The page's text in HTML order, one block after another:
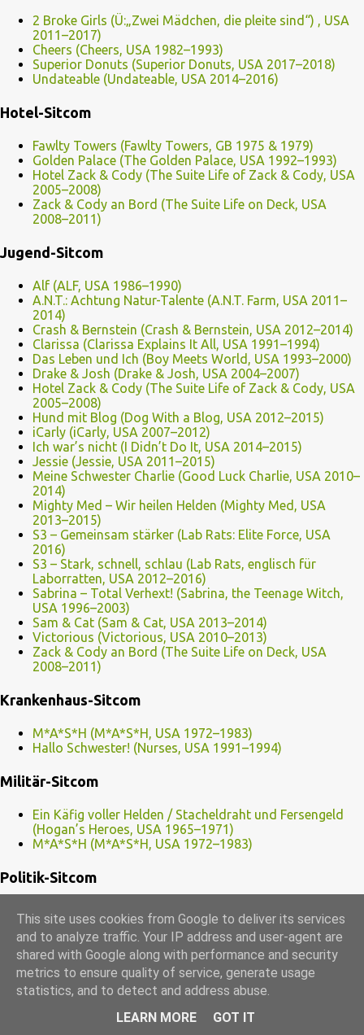
2 Broke Girls (Ü:„Zwei Mädchen, die pleite sind“) , USA
2011–2017)
Cheers (Cheers, USA 1982–1993)
Superior Donuts (Superior Donuts, USA 2017–2018)
Undateable (Undateable, USA 2014–2016)
Hotel-Sitcom
Fawlty Towers (Fawlty Towers, GB 1975 & 1979)
Golden Palace (The Golden Palace, USA 1992–1993)
Hotel Zack & Cody (The Suite Life of Zack & Cody, USA
2005–2008)
Zack & Cody an Bord (The Suite Life on Deck, USA
2008–2011)
Jugend-Sitcom
Alf (ALF, USA 1986–1990)
A.N.T.: Achtung Natur-Talente (A.N.T. Farm, USA 2011–
2014)
Crash & Bernstein (Crash & Bernstein, USA 2012–2014)
Clarissa (Clarissa Explains It All, USA 1991–1994)
Das Leben und Ich (Boy Meets World, USA 1993–2000)
Drake & Josh (Drake & Josh, USA 2004–2007)
Hotel Zack & Cody (The Suite Life of Zack & Cody, USA
2005–2008)
Hund mit Blog (Dog With a Blog, USA 2012–2015)
iCarly (iCarly, USA 2007–2012)
Ich war’s nicht (I Didn’t Do It, USA 2014–2015)
Jessie (Jessie, USA 2011–2015)
Meine Schwester Charlie (Good Luck Charlie, USA 2010–
2014)
Mighty Med – Wir heilen Helden (Mighty Med, USA
2013–2015)
S3 – Gemeinsam stärker (Lab Rats: Elite Force, USA
2016)
S3 – Stark, schnell, schlau (Lab Rats, englisch für
Laborratten, USA 2012–2016)
Sabrina – Total Verhext! (Sabrina, the Teenage Witch,
USA 1996–2003)
Sam & Cat (Sam & Cat, USA 2013–2014)
Victorious (Victorious, USA 2010–2013)
Zack & Cody an Bord (The Suite Life on Deck, USA
2008–2011)
Krankenhaus-Sitcom
M*A*S*H (M*A*S*H, USA 1972–1983)
Hallo Schwester! (Nurses, USA 1991–1994)
Militär-Sitcom
Ein Käfig voller Helden / Stacheldraht und Fersengeld
(Hogan’s Heroes, USA 1965–1971)
M*A*S*H (M*A*S*H, USA 1972–1983)
Politik-Sitcom
Chaos City (Spin City, USA 1996–2002)
Hier kommt Bush! (That’s My Bush!, USA 2001)
Yes Minister / Yes Premierminister (Yes Minister / Yes,
Prime Minister, GB 1980–1988)
Polizei-Sitcom
Brooklyn Nine Nine (Brooklyn Nine-Nine, USA seit 2013)
This site uses cookies from Google to deliver its services
and to analyze traffic. Your IP address and user-agent are
shared with Google along with performance and security
metrics to ensure quality of service, generate usage
statistics, and to detect and address abuse.
LEARN MORE
GOT IT